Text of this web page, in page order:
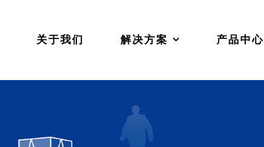
关于我们 解决方案 产品中心